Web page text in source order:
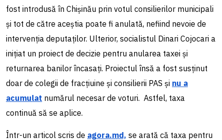
fost introdusă în Chișinău prin votul consilierilor municipali
și tot de către aceștia poate fi anulată, nefiind nevoie de
intervenția deputaților. Ulterior, socialistul Dinari Cojocari a
inițiat un proiect de decizie pentru anularea taxei și
returnarea banilor încasați. Proiectul însă a fost susținut
doar de colegii de fracțiuine și consilierii PAS și nu a
acumulat numărul necesar de voturi. Astfel, taxa
continuă să se aplice.
Într-un articol scris de agora.md, se arată că taxa pentru